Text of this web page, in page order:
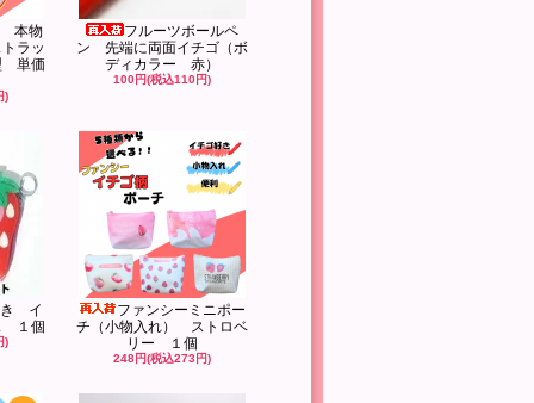
本物
ラッ
単価
)
フルーツボールペ
ン 先端に両面イチゴ（ボ
ディカラー 赤）
100円(税込110円)
き イ
１個
)
ファンシーミニポー
チ（小物入れ） ストロベ
リー １個
248円(税込273円)